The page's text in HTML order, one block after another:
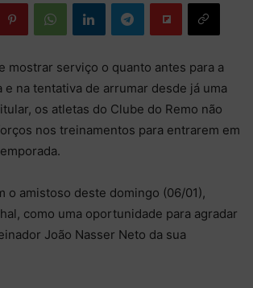
mostrar serviço o quanto antes para a
e na tentativa de arrumar desde já uma
os atletas do Clube do Remo não
nos treinamentos para entrarem em
o amistoso deste domingo (06/01),
como uma oportunidade para agradar
João Nasser Neto da sua